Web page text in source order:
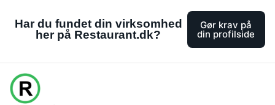
Har du fundet din virksomhed
her på Restaurant.dk?
Gør krav på
din profilside